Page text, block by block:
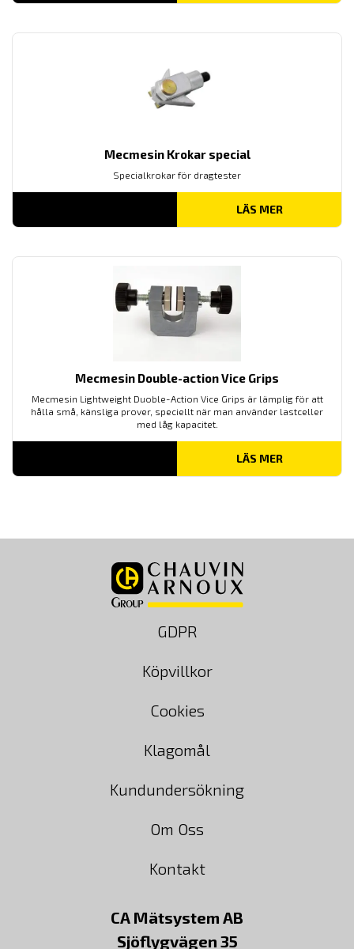
Mecmesin Krokar special
Specialkrokar för dragtester
LÄS MER
Mecmesin Double-action Vice Grips
Mecmesin Lightweight Duoble-Action Vice Grips är lämplig för att
hålla små, känsliga prover, speciellt när man använder lastceller
med låg kapacitet.
LÄS MER
GDPR
Köpvillkor
Cookies
Klagomål
Kundundersökning
Om Oss
Kontakt
CA Mätsystem AB
Sjöflygvägen 35